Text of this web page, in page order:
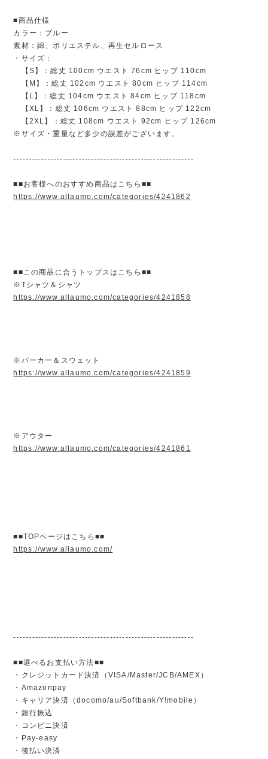
■商品仕様
カラー：ブルー
素材：綿、ポリエステル、再生セルロース
・サイズ：
【S】：総丈 100cm ウエスト 76cm ヒップ 110cm
【M】：総丈 102cm ウエスト 80cm ヒップ 114cm
【L】：総丈 104cm ウエスト 84cm ヒップ 118cm
【XL】：総丈 106cm ウエスト 88cm ヒップ 122cm
【2XL】：総丈 108cm ウエスト 92cm ヒップ 126cm
※サイズ・重量など多少の誤差がございます。
----------------------------------------------------------
■■お客様へのおすすめ商品はこちら■■
https://www.allaumo.com/categories/4241862
■■この商品に合うトップスはこちら■■
※Tシャツ＆シャツ
https://www.allaumo.com/categories/4241858
※パーカー＆スウェット
https://www.allaumo.com/categories/4241859
※アウター
https://www.allaumo.com/categories/4241861
■■TOPページはこちら■■
https://www.allaumo.com/
----------------------------------------------------------
■■選べるお支払い方法■■
・クレジットカード決済（VISA/Master/JCB/AMEX）
・Amazonpay
・キャリア決済（docomo/au/Softbank/Y!mobile）
・銀行振込
・コンビニ決済
・Pay-easy
・後払い決済